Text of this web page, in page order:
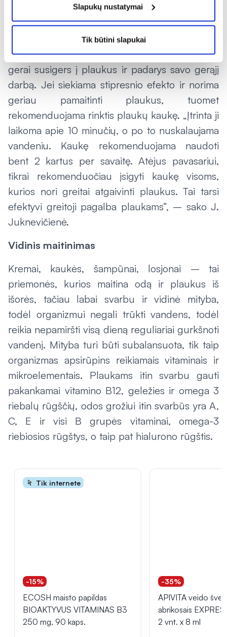
Slapukų nustatymai
Tik būtini slapukai
privalu juos palepinti kondicionieriumi, kuris ne
tik pamaitina plaukus, bet ir sulaiko juose
drėgmę. Tačiau nereikėtų skubėti jo iškart
nuplauti, būtina palaukti, kol kondicionierius
gerai susigers į plaukus ir padarys savo gerąjį
darbą. Jei siekiama stipresnio efekto ir norima
geriau pamaitinti plaukus, tuomet
rekomenduojama rinktis plaukų kaukę. „Įtrinta ji
laikoma apie 10 minučių, o po to nuskalaujama
vandeniu. Kaukę rekomenduojama naudoti
bent 2 kartus per savaitę. Atėjus pavasariui,
tikrai rekomenduočiau įsigyti kaukę visoms,
kurios nori greitai atgaivinti plaukus. Tai tarsi
efektyvi greitoji pagalba plaukams“, – sako J.
Juknevičienė.
Vidinis maitinimas
Kremai, kaukės, šampūnai, losjonai – tai
priemonės, kurios maitina odą ir plaukus iš
išorės, tačiau labai svarbu ir vidinė mityba,
todėl organizmui negali trūkti vandens, todėl
reikia nepamiršti visą dieną reguliariai gurkšnoti
vandenį. Mityba turi būti subalansuota, tik taip
organizmas apsirūpins reikiamais vitaminais ir
mikroelementais. Plaukams itin svarbu gauti
pakankamai vitamino B12, geležies ir omega 3
riebalų rūgščių, odos grožiui itin svarbūs yra A,
C, E ir visi B grupės vitaminai, omega-3
riebiosios rūgštys, o taip pat hialurono rūgštis.
Tik internete
-15%
ECOSH maisto papildas
BIOAKTYVUS VITAMINAS B3
250 mg, 90 kaps.
-35%
APIVITA veido
abrikosais
2 vnt. x 8 ml